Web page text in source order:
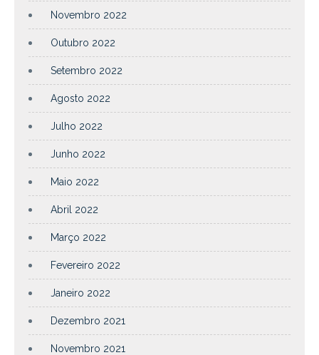
Novembro 2022
Outubro 2022
Setembro 2022
Agosto 2022
Julho 2022
Junho 2022
Maio 2022
Abril 2022
Março 2022
Fevereiro 2022
Janeiro 2022
Dezembro 2021
Novembro 2021